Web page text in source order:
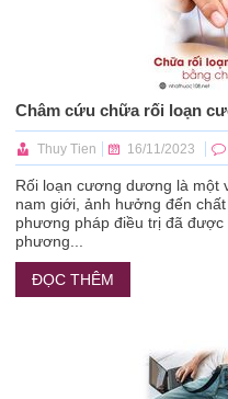
Châm cứu chữa rối loạn
Thuy Tien 16/11/2023
Rối loạn cương dương là một
nam giới, ảnh hưởng đến
phương pháp điều trị đã
phương...
ĐỌC THÊM